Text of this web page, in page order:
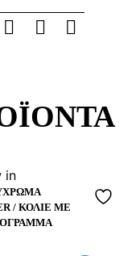
in
/ ΚΟΛΙΈ ΜΕ